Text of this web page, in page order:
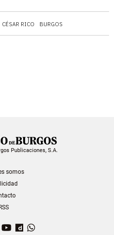
CÉSAR RICO BURGOS
Publicaciones, S.A.
somos
RSS
Instagram
YouTubeDailymotion